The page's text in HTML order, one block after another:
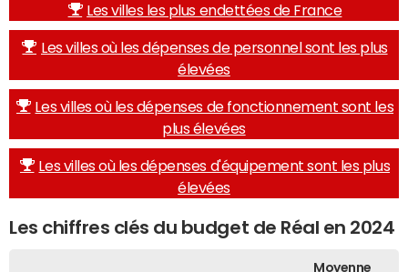
Les villes les plus endettées de France
Les villes où les dépenses de personnel sont les plus
élevées
Les villes où les dépenses de fonctionnement sont les
plus élevées
Les villes où les dépenses d'équipement sont les plus
élevées
Les chiffres clés du budget de Réal en 2024
Moyenne